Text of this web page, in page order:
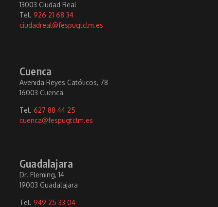
13003 Ciudad Real
Tel. 926 21 68 34
ciudadreal@fespugtclm.es
Cuenca
Avenida Reyes Católicos, 78
16003 Cuenca
Tel. 627 88 44 25
cuenca@fespugtclm.es
Guadalajara
Dr. Fleming, 14
19003 Guadalajara
Tel. 949 25 33 04